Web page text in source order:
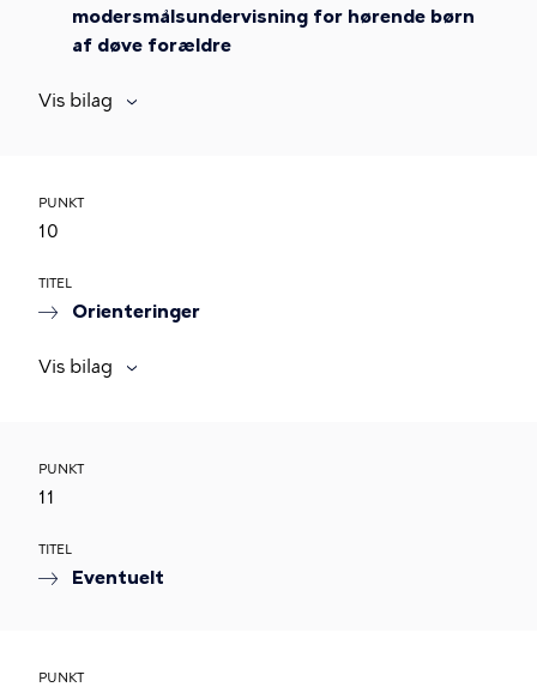
modersmålsundervisning for hørende børn
af døve forældre
Vis bilag
PUNKT
10
TITEL
Orienteringer
Vis bilag
PUNKT
11
TITEL
Eventuelt
PUNKT